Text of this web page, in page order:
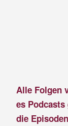
Alle Folgen
es
die